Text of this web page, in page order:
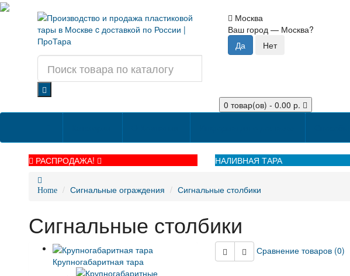
Москва
Ваш город — Москва?
0 товар(ов) - 0.00 р.
РАСПРОДАЖА! НАЛИВНАЯ ТАРА
Home Сигнальные ограждения Сигнальные столбики
Сигнальные столбики
Крупногабаритная тара
Сравнение товаров (0)